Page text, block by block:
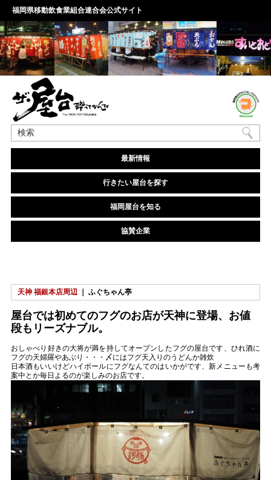
福岡県移動飲食業組合連合会公式サイト
最新情報
行きたい屋台を探す
福岡屋台を知る
協賛企業
天神 福銀本店周辺 ｜ ふぐちゃん亭
屋台では初めてのフグのお店が天神に登場、お値
段もリーズナブル。
おしゃべり好きの大将が満を持してオープンしたフグの屋台です、ひれ酒に
フグの天婦羅やあぶり・・・〆にはフグ天入りのうどんか雑炊
日本酒もいいけどハイボールにフグなんてのはいかがです、新メニューも考
案中とか毎日よるのが楽しみのお店です。